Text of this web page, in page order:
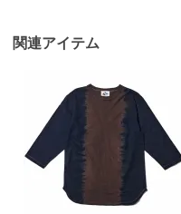
関連アイテム